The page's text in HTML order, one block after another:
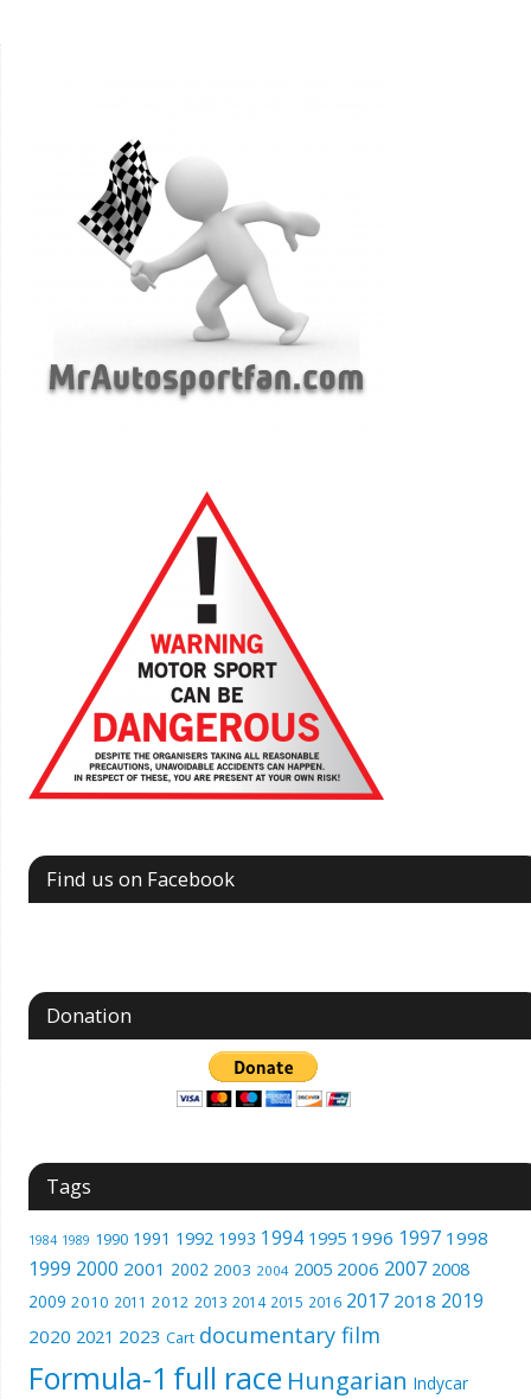
Find us on Facebook
Donation
Tags
1984 1989 1990 1991 1992 1993 1994 1995 1996 1997 1998
1999 2000 2001 2002 2003 2004 2005 2006 2007 2008
2009 2010 2011 2012 2013 2014 2015 2016 2017 2018 2019
2020 2021 2023 Cart documentary film
Formula-1 full race Hungarian Indycar